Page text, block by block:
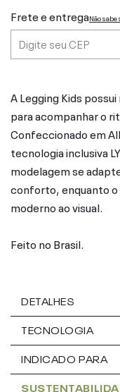
Frete e entregaNão sabe
A Legging Kids
para acompanhar o
Confeccionado em
tecnologia inclusiva
modelagem se
conforto, enquanto o
moderno ao visual.
Feito no Brasil.
DETALHES
TECNOLOGIA
INDICADO PARA